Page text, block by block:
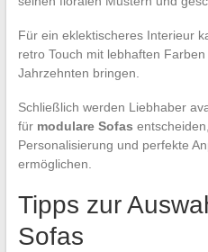
Für ein eklektischeres Interieur
retro Touch mit lebhaften
Jahrzehnten bringen.
Schließlich werden Liebhaber
für modulare Sofas
Personalisierung und perfekte
ermöglichen.
Tipps zur
Sofas